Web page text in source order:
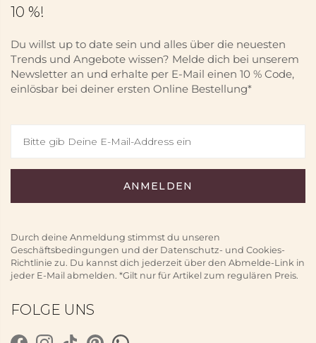
10 %!
Du willst up to date sein und alles über die neuesten
Trends und Angebote wissen? Melde dich bei unserem
Newsletter an und erhalte per E-Mail einen 10 % Code,
einlösbar bei deiner ersten Online Bestellung*
Durch deine Anmeldung stimmst du unseren
Geschäftsbedingungen und der Datenschutz- und Cookies-
Richtlinie zu. Du kannst dich jederzeit über den Abmelde-Link in
jeder E-Mail abmelden. *Gilt nur für Artikel zum regulären Preis.
FOLGE UNS